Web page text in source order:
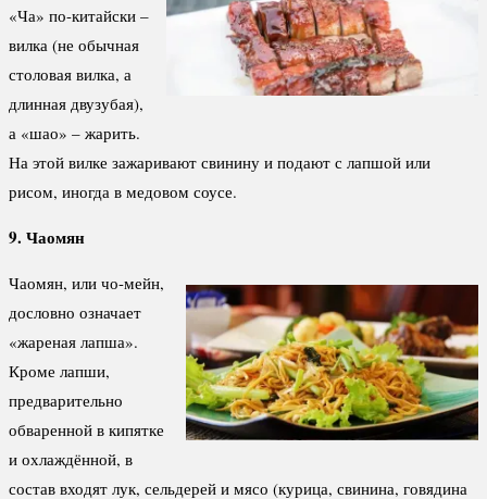
«Ча» по-китайски –
вилка (не обычная
столовая вилка, а
длинная двузубая),
а «шао» – жарить.
На этой вилке зажаривают свинину и подают с лапшой или
рисом, иногда в медовом соусе.
9. Чаомян
Чаомян, или чо-мейн,
дословно означает
«жареная лапша».
Кроме лапши,
предварительно
обваренной в кипятке
и охлаждённой, в
состав входят лук, сельдерей и мясо (курица, свинина, говядина